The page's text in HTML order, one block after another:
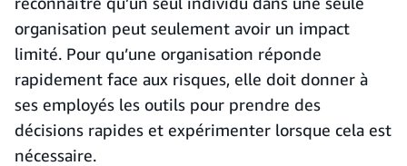
organisation peut seulement avoir un impact
limité. Pour qu’une organisation réponde
rapidement face aux risques, elle doit donner à
ses employés les outils pour prendre des
décisions rapides et expérimenter lorsque cela est
nécessaire.